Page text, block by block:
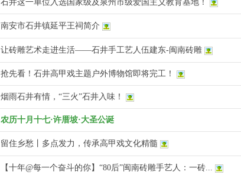
石井这一单位入选国家级及泉州市级爱国主义教育基地！
南安市石井镇延平王祠简介
让砖雕艺术走进生活——石井手工艺人伍建东-闽南砖雕
抢先看！石井高甲戏主题户外博物馆即将完工！
烟雨石井有情，“三火”石井入味！
农历十月十七·许厝坡·大圣公诞
留住乡愁丨多点发力，传承高甲戏文化精髓
【十年@每一个奋斗的你】“80后”闽南砖雕手艺人：一砖...